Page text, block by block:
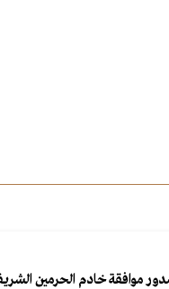
موافقة خادم الحرمين